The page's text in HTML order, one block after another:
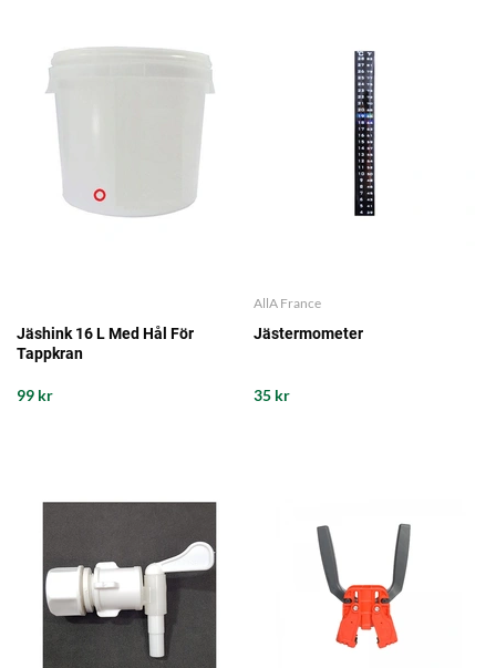
Jäshink 16 L Med Hål För
Tappkran
99 kr
AllA France
Jästermometer
35 kr